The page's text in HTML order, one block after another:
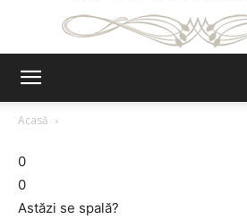
Acasă
0
0
Astăzi se spală?